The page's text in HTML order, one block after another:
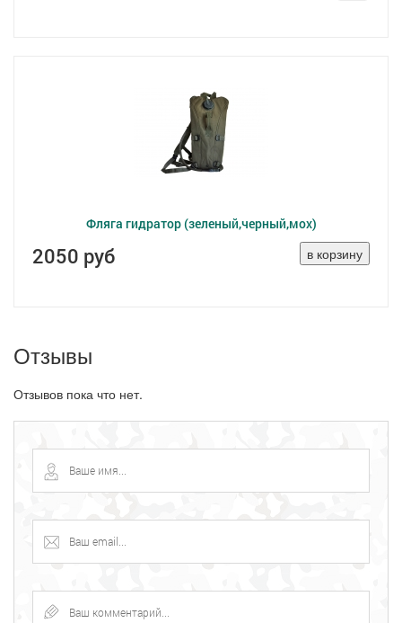
Фляга гидратор (зеленый,черный,мох)
2050 руб
Отзывы
Отзывов пока что нет.